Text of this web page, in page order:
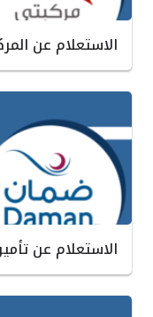
الاستعلام عن
الاستعلام عن